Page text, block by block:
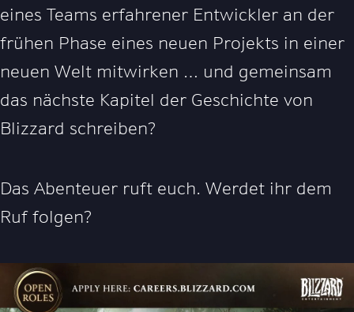
eines Teams erfahrener Entwickler an der
frühen Phase eines neuen Projekts in einer
neuen Welt mitwirken … und gemeinsam
das nächste Kapitel der Geschichte von
Blizzard schreiben?
Das Abenteuer ruft euch. Werdet ihr dem
Ruf folgen?